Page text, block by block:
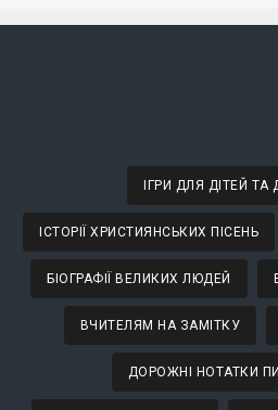
ІГРИ ДЛЯ ДІТЕЙ
ІСТОРІЇ ХРИСТИЯНСЬКИХ ПІСЕНЬ
БІОГРАФІЇ ВЕЛИКИХ ЛЮДЕЙ
ВЧИТЕЛЯМ НА ЗАМІТКУ
ДОРОЖНІ НОТАТКИ